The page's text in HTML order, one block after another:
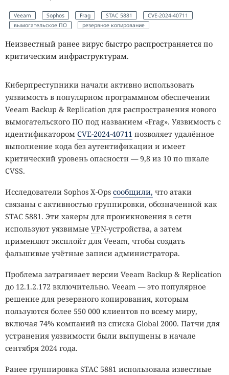
Veeam Sophos Frag STAC 5881
CVE-2024-40711
вымогательское ПО
резервное копирование
Неизвестный ранее вирус быстро распространяется по
критическим инфраструктурам.
Киберпреступники начали активно использовать
уязвимость в популярном программном обеспечении
Veeam Backup & Replication для распространения нового
вымогательского ПО под названием «Frag». Уязвимость с
идентификатором CVE-2024-40711 позволяет удалённое
выполнение кода без аутентификации и имеет
критический уровень опасности — 9,8 из 10 по шкале
CVSS.
Исследователи Sophos X-Ops сообщили, что атаки
связаны с активностью группировки, обозначенной как
STAC 5881. Эти хакеры для проникновения в сети
используют уязвимые VPN-устройства, а затем
применяют эксплойт для Veeam, чтобы создать
фальшивые учётные записи администратора.
Проблема затрагивает версии Veeam Backup & Replication
до 12.1.2.172 включительно. Veeam — это популярное
решение для резервного копирования, которым
пользуются более 550 000 клиентов по всему миру,
включая 74% компаний из списка Global 2000. Патчи для
устранения уязвимости были выпущены в начале
сентября 2024 года.
Ранее группировка STAC 5881 использовала известные